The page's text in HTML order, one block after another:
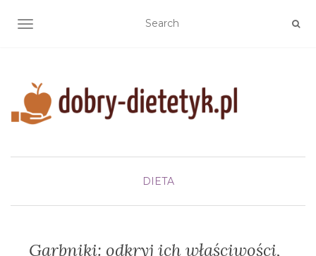
TOGGLE NAVIGATION
DIETA
Garbniki: odkryj ich właściwości,